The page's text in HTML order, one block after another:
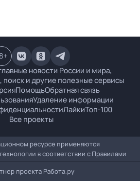
новости России и мира,
поиск и другие полезные сервисы
ПомощьОбратная связь
Удаление информации
ЛайкиТоп-100
Все проекты
+
ресурсе применяются
в соответствии с Правилами
проекта Работа.ру